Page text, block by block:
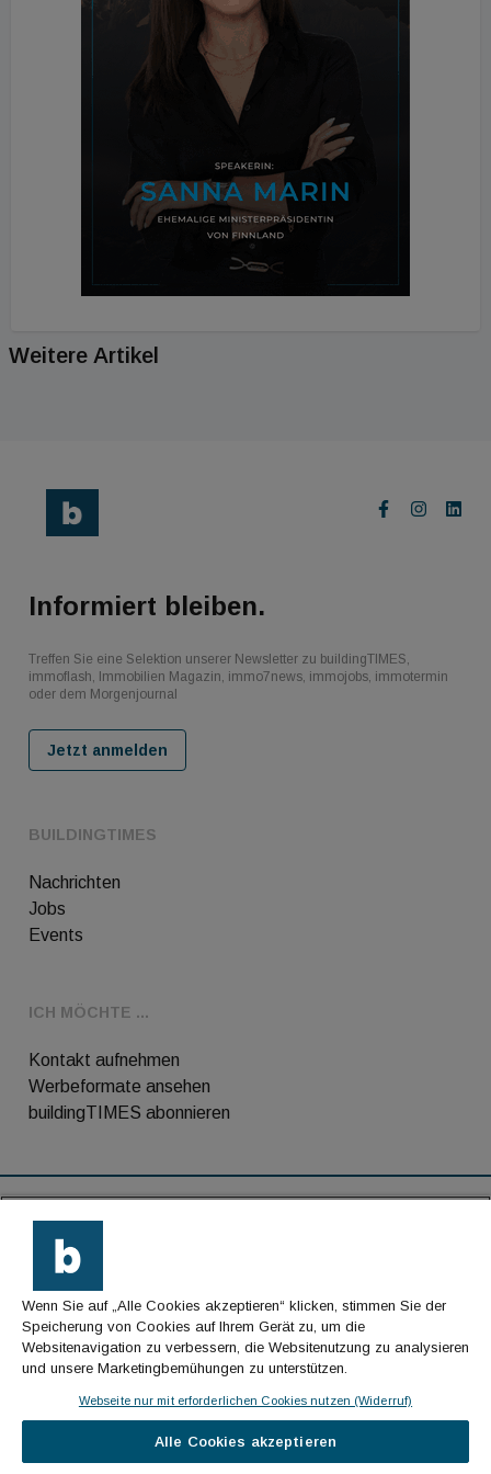
Weitere Artikel
BUILDINGTIMES
Nachrichten
Jobs
Events
ICH MÖCHTE ...
Kontakt aufnehmen
Werbeformate ansehen
buildingTIMES abonnieren
Informiert bleiben.
Treffen Sie eine Selektion unserer Newsletter zu buildingTIMES,
immoflash, Immobilien Magazin, immo7news, immojobs, immotermin
oder dem Morgenjournal
Jetzt anmelden
© Cachalot Media House GmbH - Alle Rechte
Kontakt
Impressum
Datenschutz
Wenn Sie auf „Alle Cookies akzeptieren“ klicken, stimmen Sie der
Speicherung von Cookies auf Ihrem Gerät zu, um die
Websitenavigation zu verbessern, die Websitenutzung zu analysieren
und unsere Marketingbemühungen zu unterstützen.
Webseite nur mit erforderlichen Cookies nutzen (Widerruf)
Alle Cookies akzeptieren